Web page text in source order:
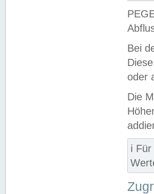
Bei
oder
Die
ℹ️